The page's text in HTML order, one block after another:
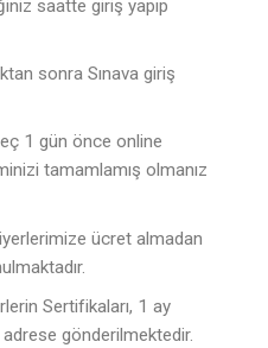
saatte giriş yapıp
sonra Sınava giriş
1 gün önce online
tamamlamış olmanız
ücret almadan
Sertifikaları, 1 ay
gönderilmektedir.